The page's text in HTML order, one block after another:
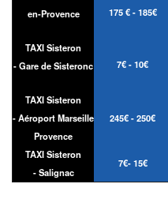
en-Provence
175 € - 185€
TAXISisteron
-Gare deSisteronc 7€ - 10€
TAXISisteron
-Aéroport Marseille
Provence
245€ - 250€
TAXISisteron
-Salignac
7€- 15€